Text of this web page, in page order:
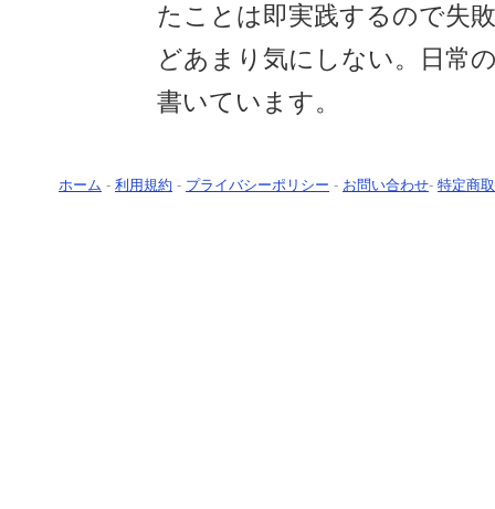
たことは即実践するので失
どあまり気にしない。日常
書いています。
ホーム - 利用規約 - プライバシーポリシー - お問い合わせ- 特定商